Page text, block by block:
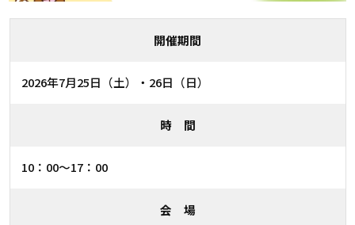
開催期間
2026年7月25日（土）・26日（日）
時 間
10：00〜17：00
会 場